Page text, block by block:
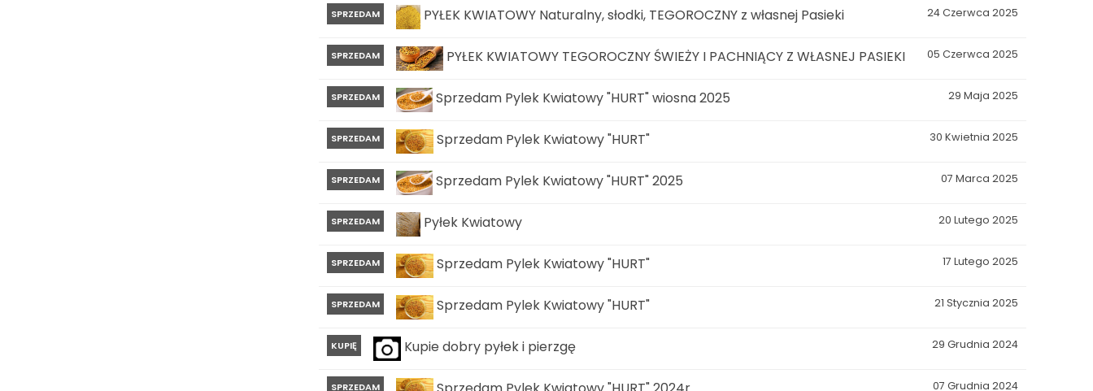
24 Czerwca 2025
SPRZEDAM PYŁEK KWIATOWY Naturalny, słodki, TEGOROCZNY z własnej Pasieki
05 Czerwca 2025
SPRZEDAM PYŁEK KWIATOWY TEGOROCZNY ŚWIEŻY I PACHNIĄCY Z WŁASNEJ PASIEKI
29 Maja 2025
SPRZEDAM Sprzedam Pylek Kwiatowy "HURT" wiosna 2025
30 Kwietnia 2025
SPRZEDAM Sprzedam Pylek Kwiatowy "HURT"
07 Marca 2025
SPRZEDAM Sprzedam Pylek Kwiatowy "HURT" 2025
20 Lutego 2025
SPRZEDAM Pyłek Kwiatowy
17 Lutego 2025
SPRZEDAM Sprzedam Pylek Kwiatowy "HURT"
21 Stycznia 2025
SPRZEDAM Sprzedam Pylek Kwiatowy "HURT"
29 Grudnia 2024
KUPIĘ Kupie dobry pyłek i pierzgę
07 Grudnia 2024
SPRZEDAM